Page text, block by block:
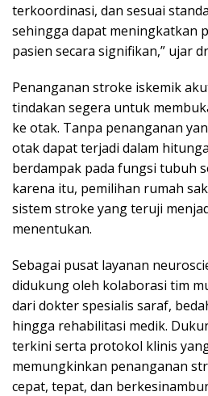
terkoordinasi, dan sesuai
sehingga dapat meningkatkan
pasien secara signifikan,” ujar
Penanganan stroke iskemik
tindakan segera untuk
ke otak. Tanpa penanganan
otak dapat terjadi dalam
berdampak pada fungsi tubuh
karena itu, pemilihan rumah
sistem stroke yang teruji
menentukan.
Sebagai pusat layanan
didukung oleh kolaborasi tim
dari dokter spesialis saraf,
hingga rehabilitasi medik.
terkini serta protokol klinis
memungkinkan penanganan
cepat, tepat, dan